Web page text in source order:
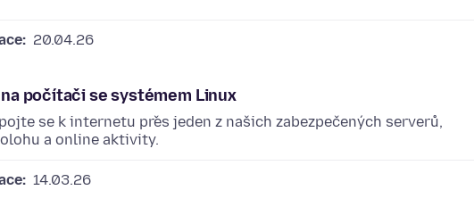
20.04.26
počítači se systémem Linux
se k internetu přes jeden z našich zabezpečených serverů,
a online aktivity.
14.03.26